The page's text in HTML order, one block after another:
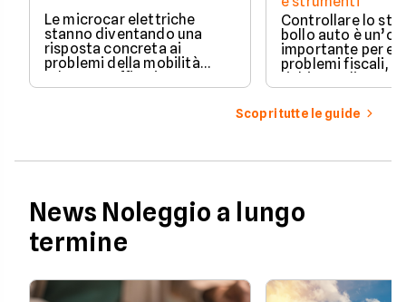
Le microcar elettriche
stanno diventando una
risposta concreta ai
problemi della mobilità
urbana: traffico intenso,
parcheggi limitati e costi di
Controllare lo
bollo auto è
importante per
problemi fiscali,
richieste di
inattese.
Scopri tutte le guide
News Noleggio a lungo
termine